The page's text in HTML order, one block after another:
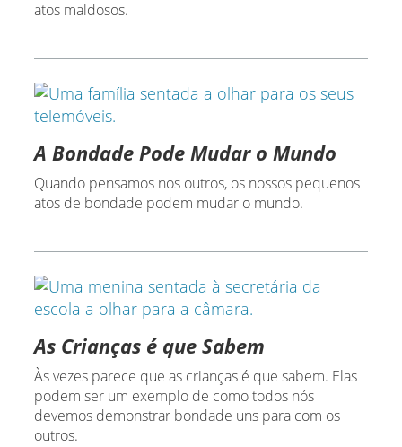
atos maldosos.
A Bondade Pode Mudar o Mundo
Quando pensamos nos outros, os nossos pequenos
atos de bondade podem mudar o mundo.
As Crianças é que Sabem
Às vezes parece que as crianças é que sabem. Elas
podem ser um exemplo de como todos nós
devemos demonstrar bondade uns para com os
outros.